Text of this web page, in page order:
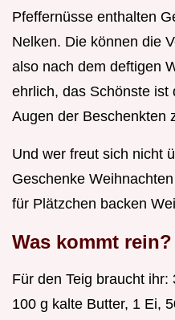
Pfeffernüsse enthalten
Nelken. Die können die
also nach dem deftigen
ehrlich, das Schönste ist
Augen der Beschenkten
Und wer freut sich nicht
Geschenke
für Plätzchen backen
Was kommt
Für den Teig braucht
100 g kalte Butter, 1 Ei,